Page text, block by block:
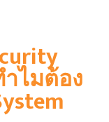
ำไมต้อง